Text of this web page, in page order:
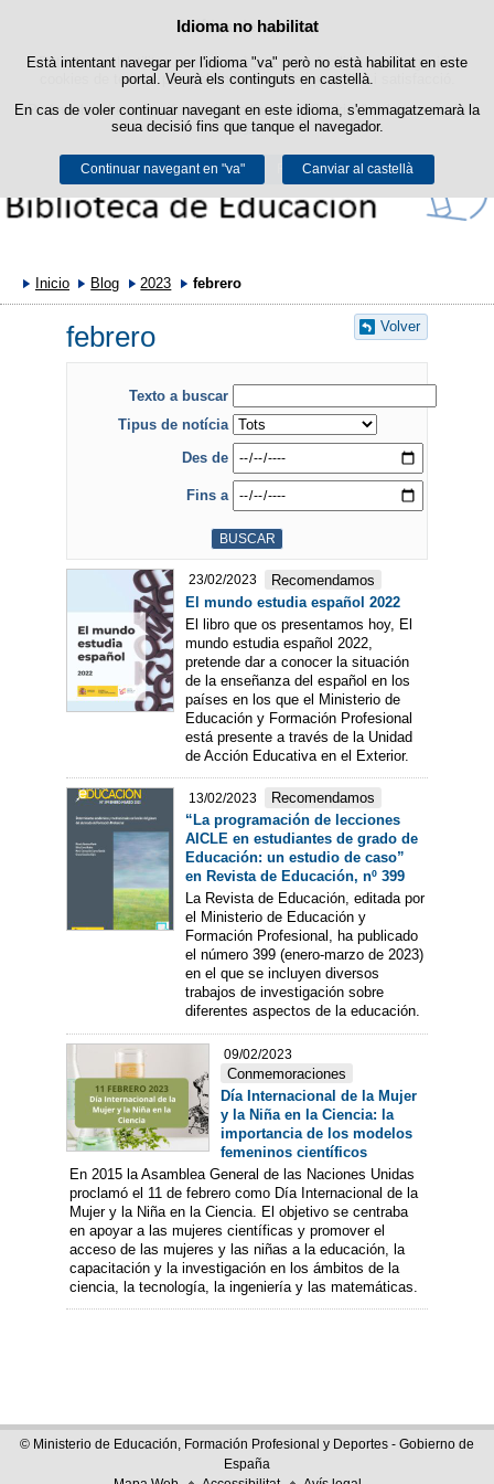
Política de cookies
Este lloc web utilitza cookies pròpies per a facilitar la navegació i
cookies de tercers per a obtindre estadístiques d'ús i satisfacció.
Podeu obtindre més informació en l'apartat "Cookies" del nostreavís
legal.
Acceptar Rebutjar
Idioma no habilitat
Està intentant navegar per l'idioma "va" però no està habilitat en este
portal. Veurà els continguts en castellà.
En cas de voler continuar navegant en este idioma, s'emmagatzemarà la
seua decisió fins que tanque el navegador.
Continuar navegant en "va" Canviar al castellà
Passar al contingut
Inicio Blog 2023 febrero
Volver
febrero
Texto a buscar
Tipus de notícia
Des de
Fins a
23/02/2023
Recomendamos
El mundo estudia español 2022
El libro que os presentamos hoy, El
mundo estudia español 2022,
pretende dar a conocer la situación
de la enseñanza del español en los
países en los que el Ministerio de
Educación y Formación Profesional
está presente a través de la Unidad
de Acción Educativa en el Exterior.
13/02/2023
Recomendamos
“La programación de lecciones
AICLE en estudiantes de grado de
Educación: un estudio de caso”
en Revista de Educación, nº 399
La Revista de Educación, editada por
el Ministerio de Educación y
Formación Profesional, ha publicado
el número 399 (enero-marzo de 2023)
en el que se incluyen diversos
trabajos de investigación sobre
diferentes aspectos de la educación.
09/02/2023
Conmemoraciones
Día Internacional de la Mujer
y la Niña en la Ciencia: la
importancia de los modelos
femeninos científicos
En 2015 la Asamblea General de las Naciones Unidas
proclamó el 11 de febrero como Día Internacional de la
Mujer y la Niña en la Ciencia. El objetivo se centraba
en apoyar a las mujeres científicas y promover el
acceso de las mujeres y las niñas a la educación, la
capacitación y la investigación en los ámbitos de la
ciencia, la tecnología, la ingeniería y las matemáticas.
© Ministerio de Educación, Formación Profesional y Deportes - Gobierno de
España